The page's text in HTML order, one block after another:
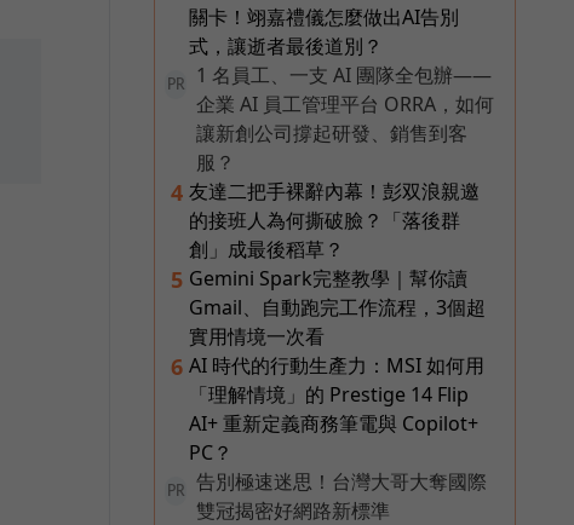
關卡！翊嘉禮儀怎麼做出AI告別
式，讓逝者最後道別？
PR
1 名員工、一支 AI 團隊全包辦——
企業 AI 員工管理平台 ORRA，如何
讓新創公司撐起研發、銷售到客
服？
4 友達二把手裸辭內幕！彭双浪親邀
的接班人為何撕破臉？「落後群
創」成最後稻草？
5 Gemini Spark完整教學｜幫你讀
Gmail、自動跑完工作流程，3個超
實用情境一次看
6 AI 時代的行動生產力：MSI 如何用
「理解情境」的 Prestige 14 Flip
AI+ 重新定義商務筆電與 Copilot+
PC？
PR
告別極速迷思！台灣大哥大奪國際
雙冠揭密好網路新標準